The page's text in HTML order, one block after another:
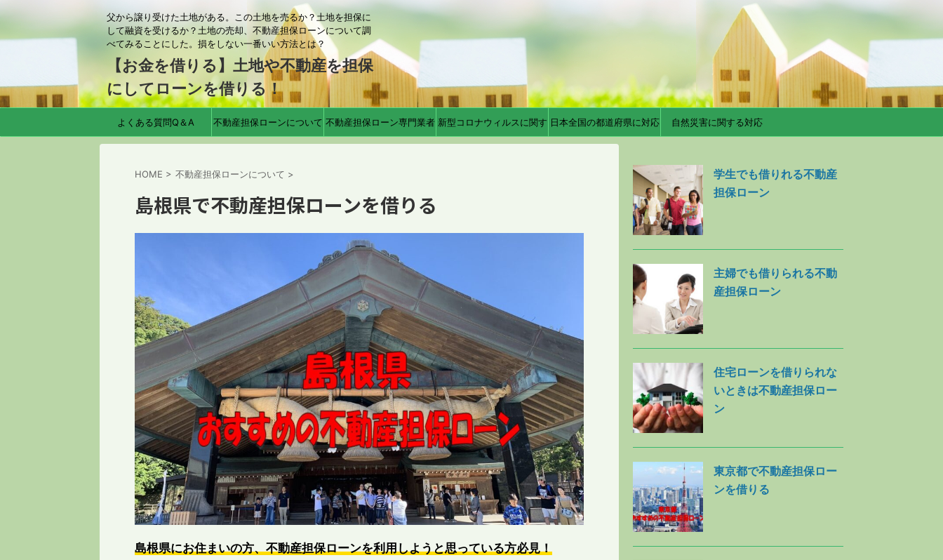
父から譲り受けた土地がある。この土地を売るか？土地を担保に
して融資を受けるか？土地の売却、不動産担保ローンについて調
べてみることにした。損をしない一番いい方法とは？
【お金を借りる】土地や不動産を担保
にしてローンを借りる！
よくある質問Q＆A 不動産担保ローンについて 不動産担保ローン専門業者 新型コロナウィルスに関す 日本全国の都道府県に対応 自然災害に関する対応
HOME > 不動産担保ローンについて >
島根県で不動産担保ローンを借りる
島根県にお住まいの方、不動産担保ローンを利用しようと思っている方必見！
学生でも借りれる不動産
担保ローン
主婦でも借りられる不動
産担保ローン
住宅ローンを借りられな
いときは不動産担保ロー
ン
東京都で不動産担保ロー
ンを借りる